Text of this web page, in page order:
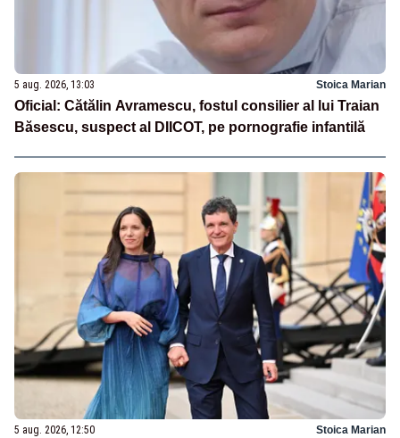
5 aug. 2026, 13:03 Stoica Marian
Oficial: Cătălin Avramescu, fostul consilier al lui Traian
Băsescu, suspect al DIICOT, pe pornografie infantilă
5 aug. 2026, 12:50 Stoica Marian